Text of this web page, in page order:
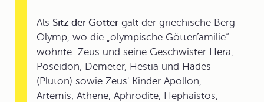
Als Sitz der Götter galt der griechische Berg
Olymp, wo die „olympische Götterfamilie“
wohnte: Zeus und seine Geschwister Hera,
Poseidon, Demeter, Hestia und Hades
(Pluton) sowie Zeus' Kinder Apollon,
Artemis, Athene, Aphrodite, Hephaistos,